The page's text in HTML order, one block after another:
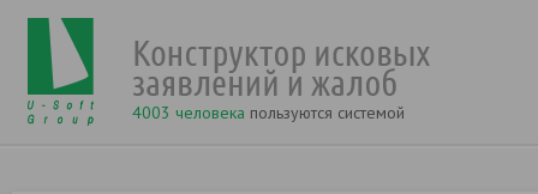
4003 человека пользуются системой